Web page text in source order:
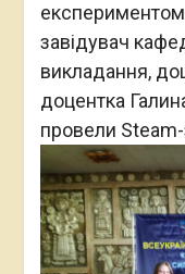
експериментом
завідувач
викладання,
доцентка
провели Steam-